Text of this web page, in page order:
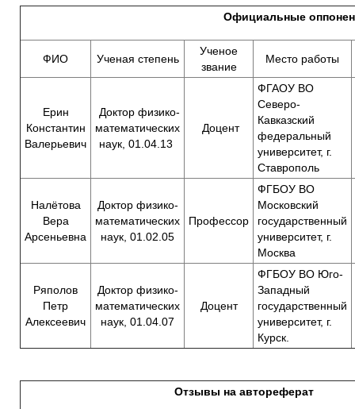
Официальные
ФИО Ученая степень
Ученое
звание
Место работы
Ерин
Константин
Валерьевич
Доктор физико-
математических
наук, 01.04.13
Доцент
ФГАОУ ВО
Северо-
Кавказский
федеральный
университет, г.
Ставрополь
Налётова
Вера
Арсеньевна
Доктор физико-
математических
наук, 01.02.05
Профессор
ФГБОУ ВО
Московский
государственный
университет, г.
Москва
Ряполов
Петр
Алексеевич
Доктор физико-
математических
наук, 01.04.07
Доцент
ФГБОУ ВО Юго-
Западный
государственный
университет, г.
Курск.
Отзывы на автореферат